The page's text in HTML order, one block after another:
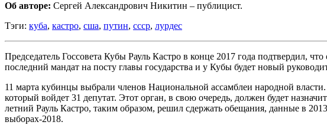
Об авторе: Сергей Александрович Никитин – публицист.
Тэги: куба, кастро, сша, путин, ссср, лурдес
Председатель Госсовета Кубы Рауль Кастро в конце 2017 года подтвердил,
последний мандат на посту главы государства и у Кубы будет новый
11 марта кубинцы выбрали членов Национальной ассамблеи народной
который войдет 31 депутат. Этот орган, в свою очередь, должен будет
летний Рауль Кастро, таким образом, решил сдержать обещания, данные в
выборах-2018.